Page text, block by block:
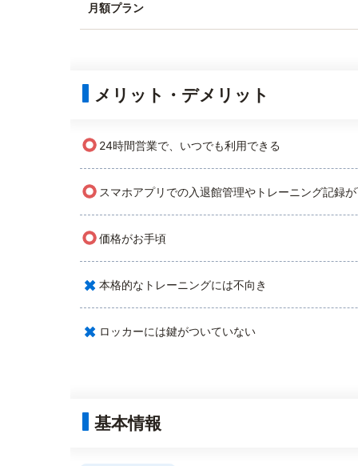
月額プラン
メリット・デメリット
○ 24時間営業で、いつでも利用できる
○ スマホアプリでの入退館管理やトレーニング記録
○価格がお手頃
× 本格的なトレーニングには不向き
× ロッカーには鍵がついていない
基本情報